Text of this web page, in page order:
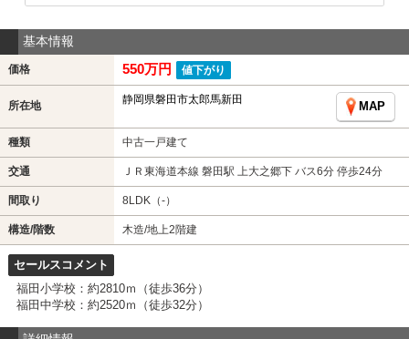
基本情報
価格 550万円 値下がり
所在地 静岡県磐田市太郎馬新田
MAP
種類 中古一戸建て
交通 ＪＲ東海道本線 磐田駅 上大之郷下 バス6分 停歩24分
間取り 8LDK（-）
構造/階数 木造/地上2階建
セールスコメント
福田小学校：約2810ｍ（徒歩36分）
福田中学校：約2520ｍ（徒歩32分）